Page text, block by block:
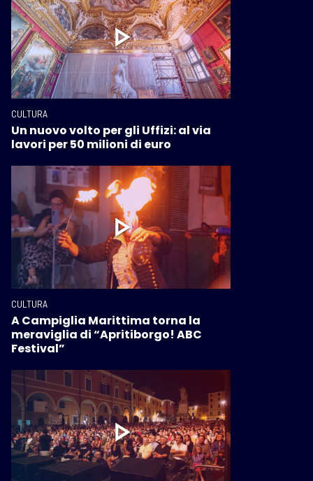
CULTURA
Un nuovo volto per gli Uffizi: al via
lavori per 50 milioni di euro
CULTURA
A Campiglia Marittima torna la
meraviglia di “Apritiborgo! ABC
Festival”